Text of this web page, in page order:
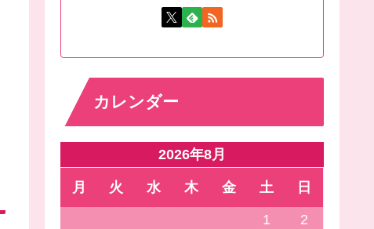
カレンダー
2026年8月
月 火 水 木 金 土 日
1
2